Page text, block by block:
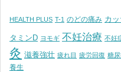
HEALTH PLUS T-1 のどの痛み カ
タミンD ヨモギ 不妊治療 不妊
灸 滋養強壮 疲れ目 疲労回復 糖
養生